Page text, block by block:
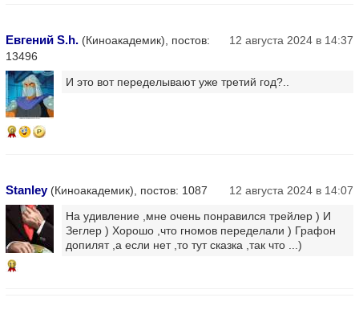
Евгений S.h. (Киноакадемик), постов:
13496
12 августа 2024 в 14:37
9
И это вот переделывают уже третий год?..
Stanley(Киноакадемик), постов: 1087 12 августа 2024 в 14:07
11
На удивление ,мне очень понравился трейлер ) И
Зеглер ) Хорошо ,что гномов переделали ) Графон
допилят ,а если нет ,то тут сказка ,так что ...)